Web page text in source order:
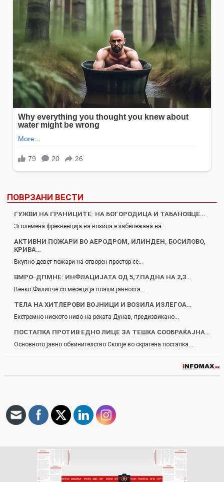
ПОВРЗАНИ ВЕСТИ
ГУЖВИ НА ГРАНИЦИТЕ: НА БОГОРОДИЦА И ТАБАНОВЦЕ…
Зголемена фреквенција на возила е забележана на…
АКТИВНИ ПОЖАРИ ВО АЕРОДРОМ, ИЛИНДЕН, БОСИЛОВО,
КРИВА…
Вкупно девет пожари на отворен простор се…
ВМРО-ДПМНЕ: ИНФЛАЦИЈАТА ОД 5,7 ПАДНА НА 2,3…
Венко Филипче со месеци ја плаши јавноста…
ТЕЛА НА ХИТЛЕРОВИ ВОЈНИЦИ И ВОЗИЛА ИЗЛЕГОА…
Екстремно ниското ниво на реката Дунав, предизвикано…
ПОСТАПКА ПРОТИВ ЕДНО ЛИЦЕ ЗА ТЕШКА СООБРАЌАЈНА…
Основното јавно обвинителство Скопје во скратена постапка…